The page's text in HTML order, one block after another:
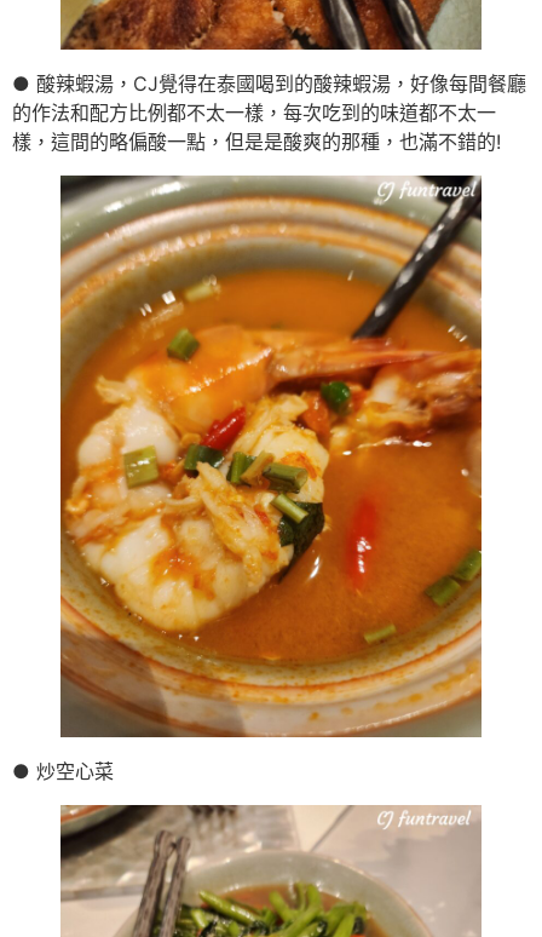
● 酸辣蝦湯，CJ覺得在泰國喝到的酸辣蝦湯，好像每間餐廳
的作法和配方比例都不太一樣，每次吃到的味道都不太一
樣，這間的略偏酸一點，但是是酸爽的那種，也滿不錯的!
● 炒空心菜